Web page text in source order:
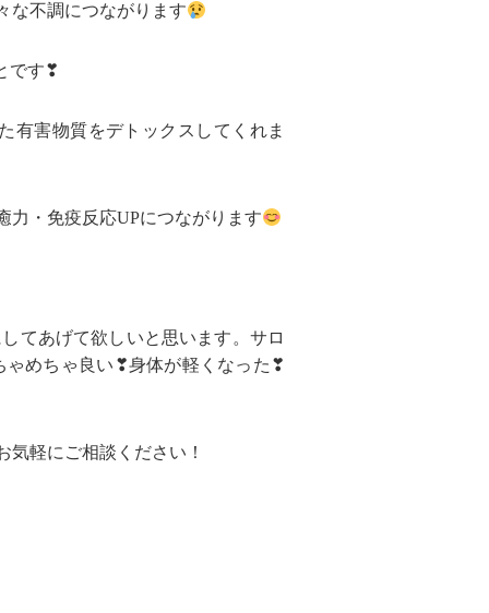
な不調につながります
です❣
有害物質をデトックスしてくれま
力・免疫反応UPにつながります
てあげて欲しいと思います。サロ
ゃめちゃ良い❣身体が軽くなった❣
軽にご相談ください！